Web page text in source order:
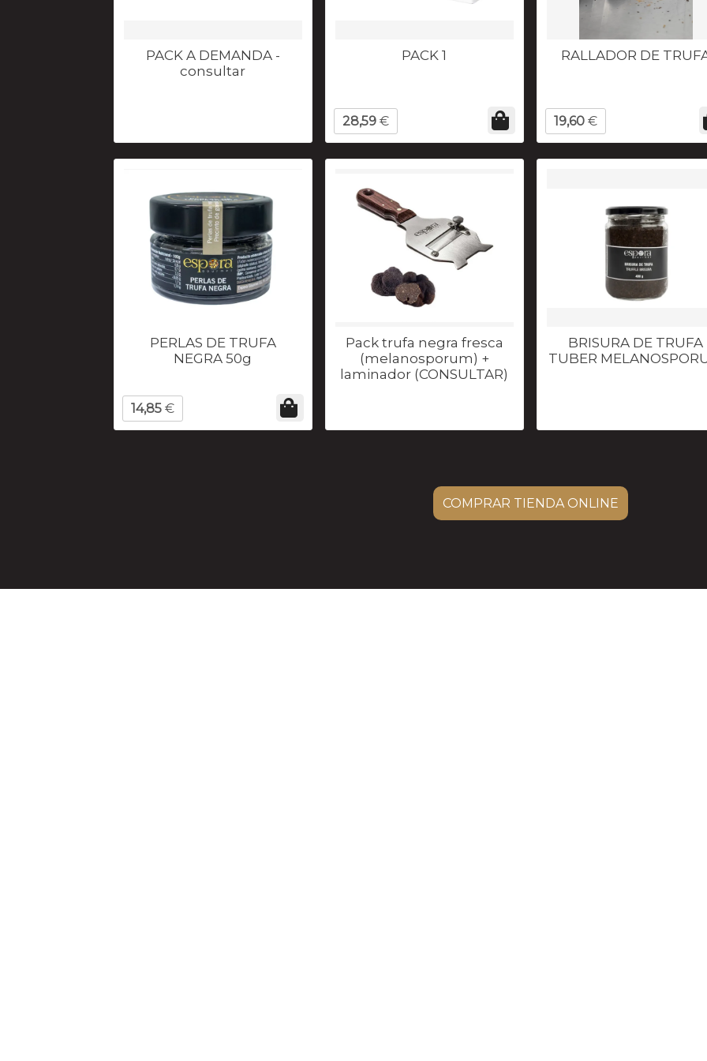
PACK A DEMANDA -
consultar
PACK 1
28,59 €
RALLADOR DE
19,60€
PERLAS DE TRUFA
NEGRA 50g
14,85 €
Pack trufa negra fresca
(melanosporum) +
laminador (CONSULTAR)
BRISURA DE TRUFA
TUBER
COMPRAR TIENDA ONLINE